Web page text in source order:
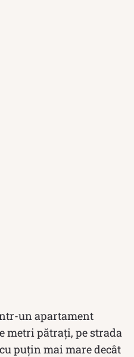
un apartament
metri pătrați, pe strada
puțin mai mare decât